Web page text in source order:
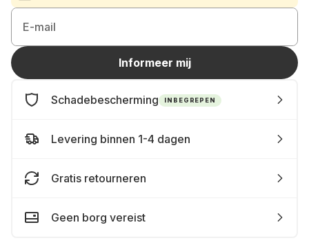
E-mail
Informeer mij
Schadebescherming INBEGREPEN
Levering binnen 1-4 dagen
Gratis retourneren
Geen borg vereist